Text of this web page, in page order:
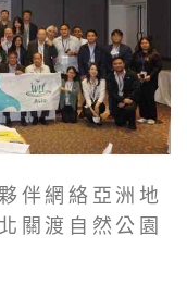
伴網絡亞洲地
關渡自然公園